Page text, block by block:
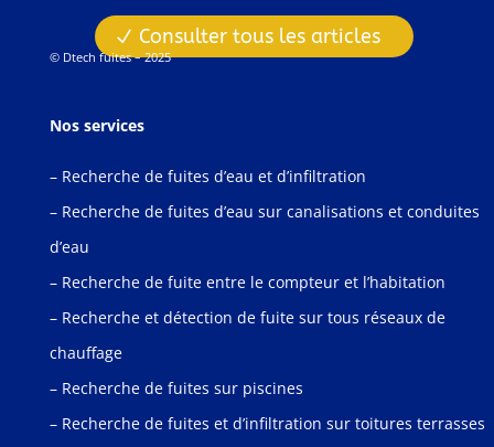
Consulter tous les articles
© Dtech fuites – 2025
Nos services
– Recherche de fuites d’eau et d’infiltration
– Recherche de fuites d’eau sur canalisations et conduites
d’eau
– Recherche de fuite entre le compteur et l’habitation
– Recherche et détection de fuite sur tous réseaux de
chauffage
– Recherche de fuites sur piscines
– Recherche de fuites et d’infiltration sur toitures terrasses